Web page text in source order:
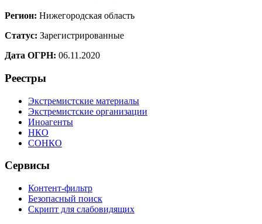
Регион: Нижегородская область
Статус: Зарегистрированные
Дата ОГРН: 06.11.2020
Реестры
Экстремистские материалы
Экстремистские организации
Иноагенты
НКО
СОНКО
Сервисы
Контент-фильтр
Безопасный поиск
Скрипт для слабовидящих